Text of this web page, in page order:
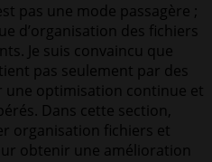
pas une mode passagère ;
d’organisation des fichiers
Je suis convaincu que
pas seulement par des
une optimisation continue et
Dans cette section,
organisation fichiers et
obtenir une amélioration